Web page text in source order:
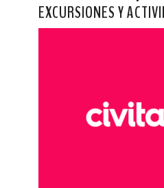
EXCURSIONES Y